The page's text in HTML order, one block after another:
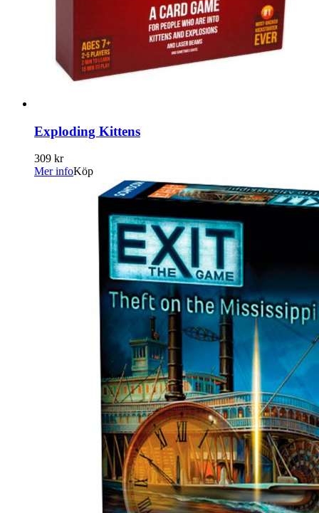
Exploding Kittens
309 kr
Mer infoKöp